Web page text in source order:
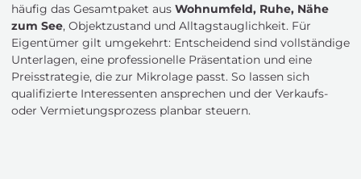
häufig das Gesamtpaket aus Wohnumfeld, Ruhe, Nähe
zum See, Objektzustand und Alltagstauglichkeit. Für
Eigentümer gilt umgekehrt: Entscheidend sind vollständige
Unterlagen, eine professionelle Präsentation und eine
Preisstrategie, die zur Mikrolage passt. So lassen sich
qualifizierte Interessenten ansprechen und der Verkaufs-
oder Vermietungsprozess planbar steuern.